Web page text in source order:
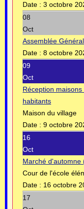
Date : 3 octobre
08
Oct
Assemblée
Date : 8 octobre
09
Oct
Réception
habitants
Maison du village
Date : 9 octobre
16
Oct
Marché d'automne
Cour de l'école
Date : 16 octobre
17